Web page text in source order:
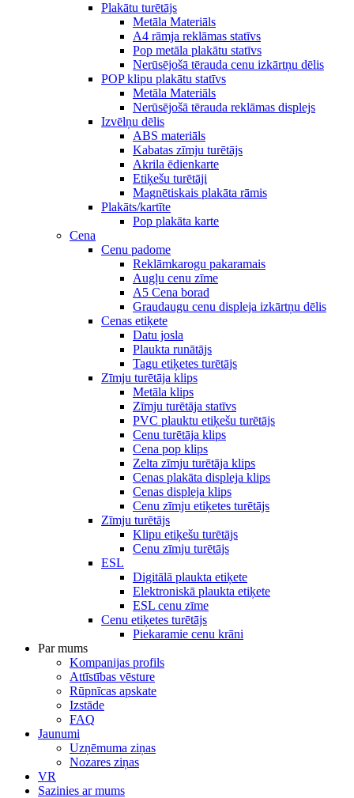
Plakātu turētājs
Metāla Materiāls
A4 rāmja reklāmas statīvs
Pop metāla plakātu statīvs
Nerūsējošā tērauda cenu izkārtņu dēlis
POP klipu plakātu statīvs
Metāla Materiāls
Nerūsējošā tērauda reklāmas displejs
Izvēlņu dēlis
ABS materiāls
Kabatas zīmju turētājs
Akrila ēdienkarte
Etiķešu turētāji
Magnētiskais plakāta rāmis
Plakāts/kartīte
Pop plakāta karte
Cena
Cenu padome
Reklāmkarogu pakaramais
Augļu cenu zīme
A5 Cena borad
Graudaugu cenu displeja izkārtņu dēlis
Cenas etiķete
Datu josla
Plaukta runātājs
Tagu etiķetes turētājs
Zīmju turētāja klips
Metāla klips
Zīmju turētāja statīvs
PVC plauktu etiķešu turētājs
Cenu turētāja klips
Cena pop klips
Zelta zīmju turētāja klips
Cenas plakāta displeja klips
Cenas displeja klips
Cenu zīmju etiķetes turētājs
Zīmju turētājs
Klipu etiķešu turētājs
Cenu zīmju turētājs
ESL
Digitālā plaukta etiķete
Elektroniskā plaukta etiķete
ESL cenu zīme
Cenu etiķetes turētājs
Piekaramie cenu krāni
Par mums
Kompanijas profils
Attīstības vēsture
Rūpnīcas apskate
Izstāde
FAQ
Jaunumi
Uzņēmuma ziņas
Nozares ziņas
VR
Sazinies ar mums